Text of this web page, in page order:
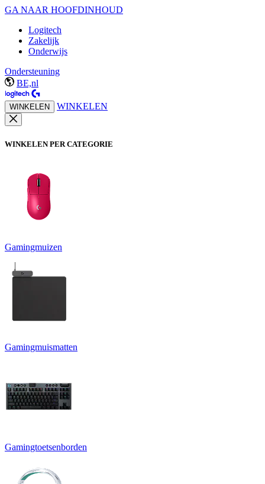
GA NAAR HOOFDINHOUD
Logitech
Zakelijk
Onderwijs
Ondersteuning
BE,nl
WINKELEN WINKELEN
WINKELEN PER CATEGORIE
Gamingmuizen
Gamingmuismatten
Gamingtoetsenborden